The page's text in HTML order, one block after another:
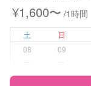
病児対応
障がい児対応
レッスン
¥1,600〜 /1時間
土 日
08
09